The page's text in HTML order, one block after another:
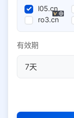
l05.cn
ro3.cn
有效期